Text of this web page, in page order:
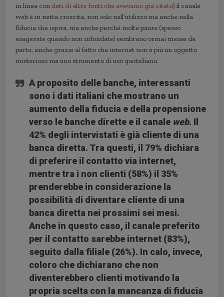
in linea con dati di altre fonti che avevamo già citato) il canale
web è in netta crescita, non solo nell’utilizzo ma anche nella
fiducia che ispira, ma anche perché molte paure (spesso
esagerate quando non infondate) sembrano ormai messe da
parte, anche grazie al fatto che internet non è più un oggetto
misterioso ma uno strumento di uso quotidiano.
A proposito delle banche, interessanti
sono i dati italiani che mostrano un
aumento della fiducia e della propensione
verso le banche dirette e il canale web. Il
42% degli intervistati è già cliente di una
banca diretta. Tra questi, il 79% dichiara
di preferire il contatto via internet,
mentre tra i non clienti (58%) il 35%
prenderebbe in considerazione la
possibilità di diventare cliente di una
banca diretta nei prossimi sei mesi.
Anche in questo caso, il canale preferito
per il contatto sarebbe internet (83%),
seguito dalla filiale (26%). In calo, invece,
coloro che dichiarano che non
diventerebbero clienti motivando la
propria scelta con la mancanza di fiducia